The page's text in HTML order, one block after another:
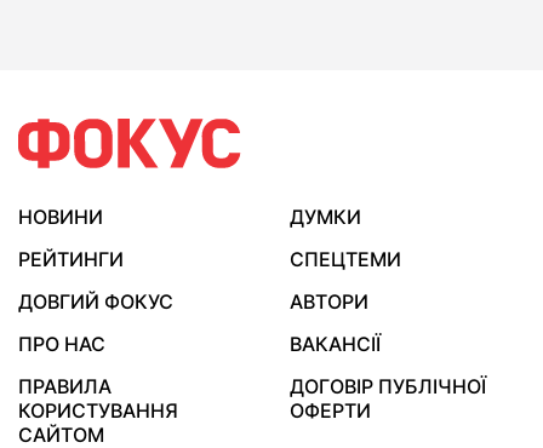
НОВИНИ
ДУМКИ
РЕЙТИНГИ
СПЕЦТЕМИ
ДОВГИЙ ФОКУС
АВТОРИ
ПРО НАС
ВАКАНСІЇ
ПРАВИЛА
КОРИСТУВАННЯ
САЙТОМ
ДОГОВІР ПУБЛІЧНОЇ
ОФЕРТИ